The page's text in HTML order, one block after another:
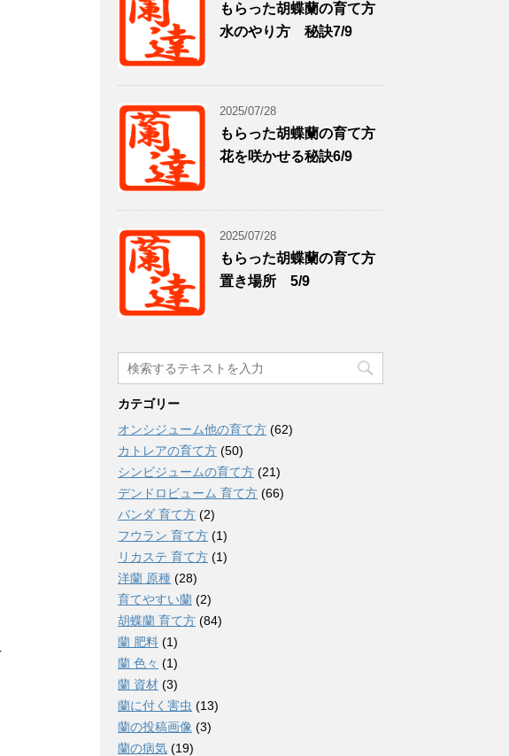
もらった胡蝶蘭の育て方
水のやり方 秘訣7/9
2025/07/28
もらった胡蝶蘭の育て方
花を咲かせる秘訣6/9
2025/07/28
もらった胡蝶蘭の育て方
置き場所 5/9
カテゴリー
オンシジューム他の育て方 (62)
カトレアの育て方 (50)
シンビジュームの育て方 (21)
デンドロビューム 育て方 (66)
バンダ 育て方 (2)
フウラン 育て方 (1)
リカステ 育て方 (1)
洋蘭 原種 (28)
育てやすい蘭 (2)
胡蝶蘭 育て方 (84)
蘭 肥料 (1)
蘭 色々 (1)
蘭 資材 (3)
蘭に付く害虫 (13)
蘭の投稿画像 (3)
蘭の病気 (19)